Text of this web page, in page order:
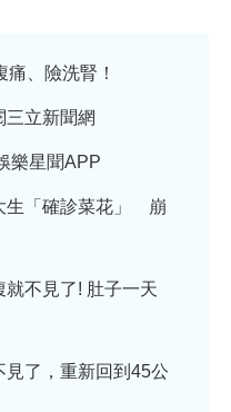
、險洗腎！
立新聞網
樂星聞APP
生「確診菜花」 崩
不見了! 肚子一天
了，重新回到45公